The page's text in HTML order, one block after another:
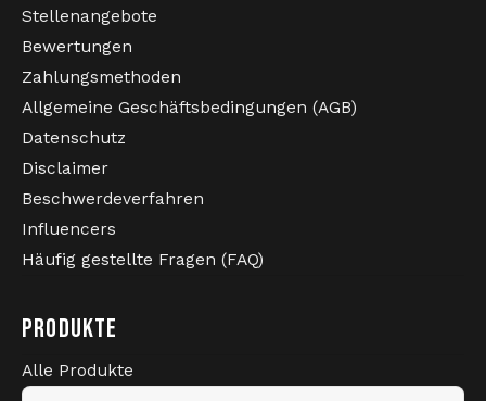
Stellenangebote
Bewertungen
Zahlungsmethoden
Allgemeine Geschäftsbedingungen (AGB)
Datenschutz
Disclaimer
Beschwerdeverfahren
Influencers
Häufig gestellte Fragen (FAQ)
PRODUKTE
Alle Produkte